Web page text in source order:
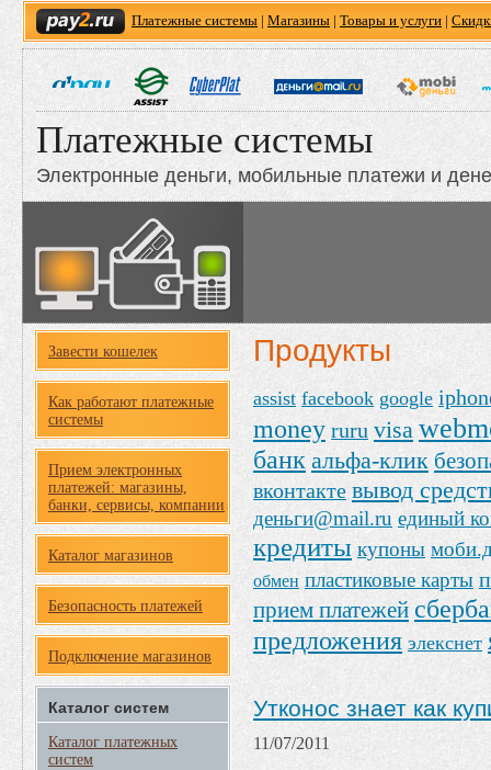
Платежные системы | Магазины | Товары и услуги |
Платежные системы
Электронные деньги, мобильные платежи и
Завести кошелек
Как работают платежные
системы
Прием электронных
платежей: магазины,
банки, сервисы, компании
Каталог магазинов
Безопасность платежей
Подключение магазинов
Каталог систем
Каталог платежных
систем
Продукты
assist facebook google
money ruru visa
банк альфа-клик
вконтакте вывод
деньги@mail.ru единый
кредиты купоны
обмен пластиковые карты
прием платежей
предложения элекснет
Утконос знает как
11/07/2011